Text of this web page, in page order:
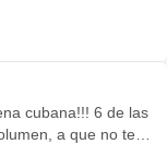
cubana!!! 6 de las
a que no te la